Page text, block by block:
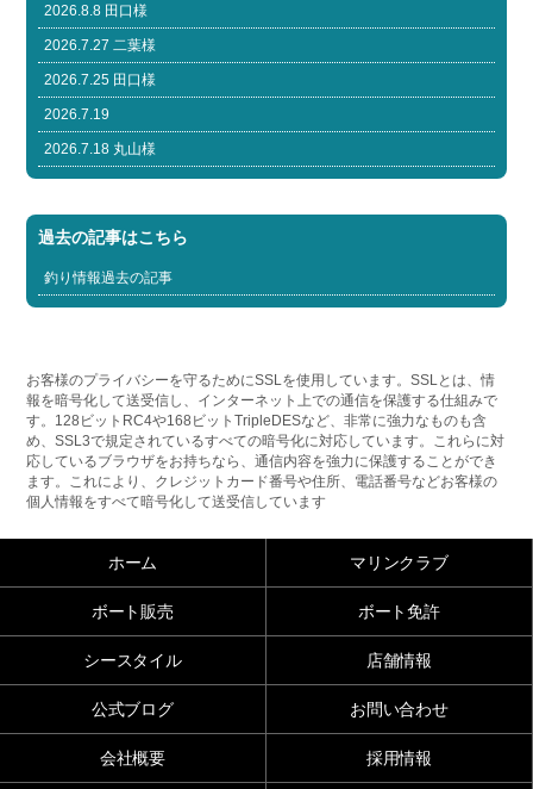
2026.8.8 田口様
2026.7.27 二葉様
2026.7.25 田口様
2026.7.19
2026.7.18 丸山様
過去の記事はこちら
釣り情報過去の記事
お客様のプライバシーを守るためにSSLを使用しています。SSLとは、情
報を暗号化して送受信し、インターネット上での通信を保護する仕組みで
す。128ビットRC4や168ビットTripleDESなど、非常に強力なものも含
め、SSL3で規定されているすべての暗号化に対応しています。これらに対
応しているブラウザをお持ちなら、通信内容を強力に保護することができ
ます。これにより、クレジットカード番号や住所、電話番号などお客様の
個人情報をすべて暗号化して送受信しています
ホーム マリンクラブ
ボート販売 ボート免許
シースタイル 店舗情報
公式ブログ お問い合わせ
会社概要 採用情報